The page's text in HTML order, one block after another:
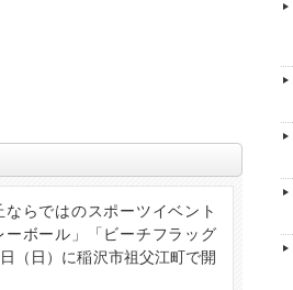
ならではのスポーツイベント
ーボール」「ビーチフラッグ
（日）に稲沢市祖父江町で開